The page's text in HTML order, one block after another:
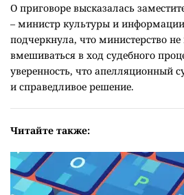
О приговоре высказалась
– министр культуры и информации
подчеркнула, что министерство
вмешиваться в ход судебного
уверенность, что апелляционный
и справедливое решение.
Читайте также: